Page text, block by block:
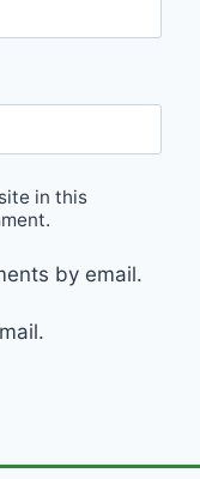
in this
by email.